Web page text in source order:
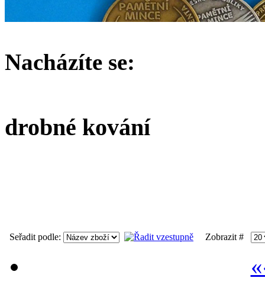
Nacházíte se:
drobné kování
Seřadit podle: Zobrazit #